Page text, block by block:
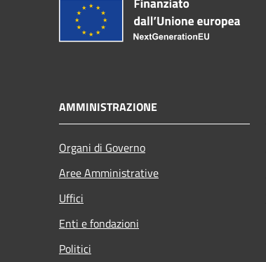
AMMINISTRAZIONE
Organi di Governo
Aree Amministrative
Uffici
Enti e fondazioni
Politici